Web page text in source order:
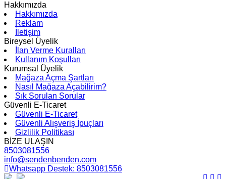
Hakkımızda
Hakkımızda
Reklam
İletişim
Bireysel Üyelik
İlan Verme Kuralları
Kullanım Koşulları
Kurumsal Üyelik
Mağaza Açma Şartları
Nasıl Mağaza Açabilirim?
Sık Sorulan Sorular
Güvenli E-Ticaret
Güvenli E-Ticaret
Güvenli Alışveriş İpuçları
Gizlilik Politikası
BİZE ULAŞIN
8503081556
info@sendenbenden.com
Whatsapp Destek: 8503081556